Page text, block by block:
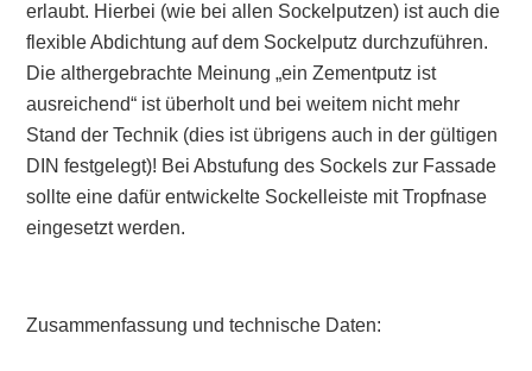
erlaubt. Hierbei (wie bei allen Sockelputzen) ist auch die
flexible Abdichtung auf dem Sockelputz durchzuführen.
Die althergebrachte Meinung „ein Zementputz ist
ausreichend“ ist überholt und bei weitem nicht mehr
Stand der Technik (dies ist übrigens auch in der gültigen
DIN festgelegt)! Bei Abstufung des Sockels zur Fassade
sollte eine dafür entwickelte Sockelleiste mit Tropfnase
eingesetzt werden.
Zusammenfassung und technische Daten: